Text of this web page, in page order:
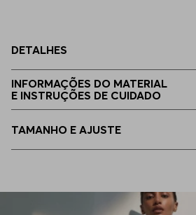
EEGG
EP - XS
DETALHES
INFORMAÇÕES DO MATERIAL
E INSTRUÇÕES DE CUIDADO
TAMANHO E AJUSTE